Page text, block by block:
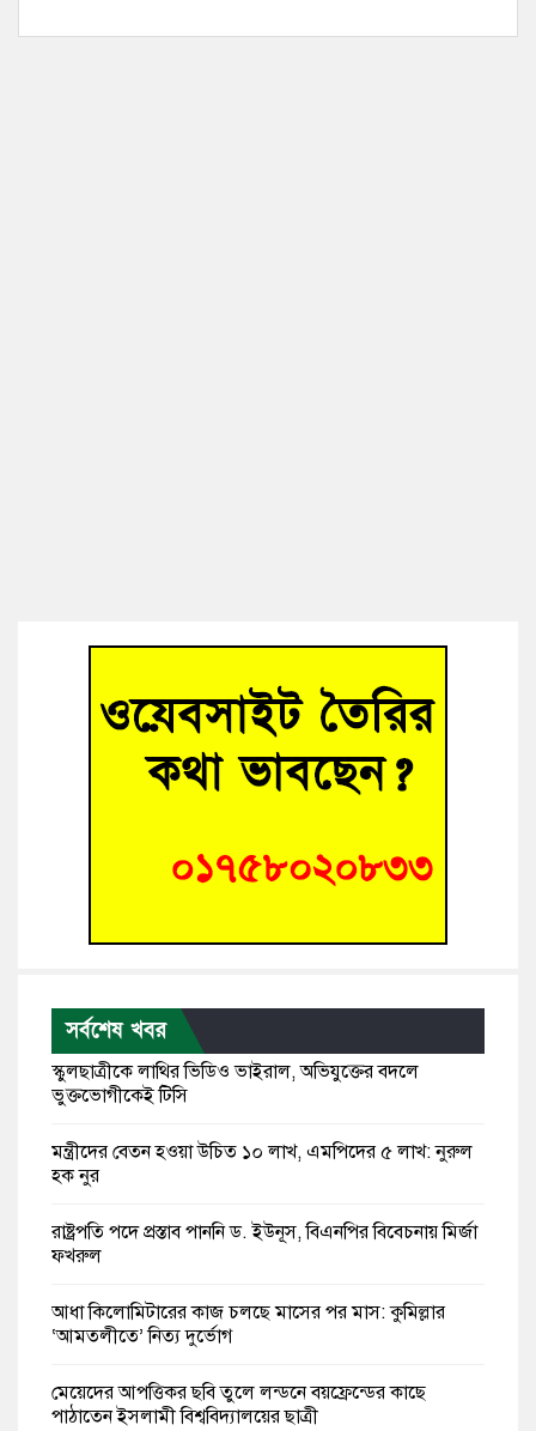
সর্বশেষ খবর
স্কুলছাত্রীকে লাথির ভিডিও ভাইরাল, অভিযুক্তের বদলে
ভুক্তভোগীকেই টিসি
মন্ত্রীদের বেতন হওয়া উচিত ১০ লাখ, এমপিদের ৫ লাখ: নুরুল
হক নুর
রাষ্ট্রপতি পদে প্রস্তাব পাননি ড. ইউনূস, বিএনপির বিবেচনায় মির্জা
ফখরুল
আধা কিলোমিটারের কাজ চলছে মাসের পর মাস: কুমিল্লার
‘আমতলীতে’ নিত্য দুর্ভোগ
মেয়েদের আপত্তিকর ছবি তুলে লন্ডনে বয়ফ্রেন্ডের কাছে
পাঠাতেন ইসলামী বিশ্ববিদ্যালয়ের ছাত্রী